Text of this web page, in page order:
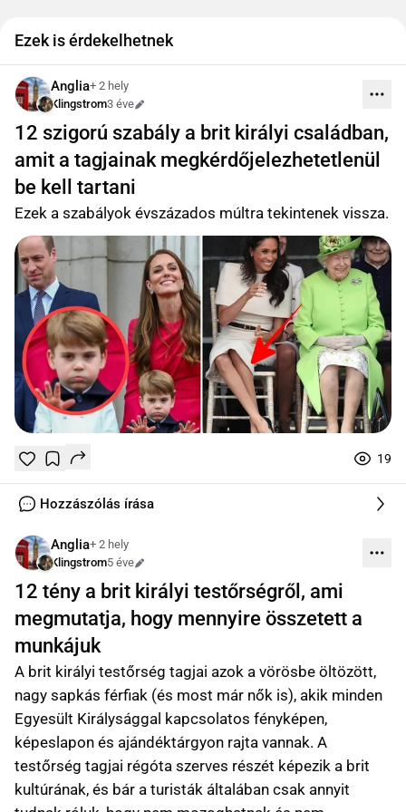
Ezek is érdekelhetnek
Anglia+ 2 hely
Klingstrom3 éve
Szerkesztve
12 szigorú szabály a brit királyi családban,
amit a tagjainak megkérdőjelezhetetlenül
be kell tartani
Ezek a szabályok évszázados múltra tekintenek vissza.
TetszikMentés
0
19
0 online
Hozzászólás írása
Anglia+ 2 hely
Klingstrom5 éve
Szerkesztve
12 tény a brit királyi testőrségről, ami
megmutatja, hogy mennyire összetett a
munkájuk
A brit királyi testőrség tagjai azok a vörösbe öltözött,
nagy sapkás férfiak (és most már nők is), akik minden
Egyesült Királysággal kapcsolatos fényképen,
képeslapon és ajándéktárgyon rajta vannak. A
testőrség tagjai régóta szerves részét képezik a brit
kultúrának, és bár a turisták általában csak annyit